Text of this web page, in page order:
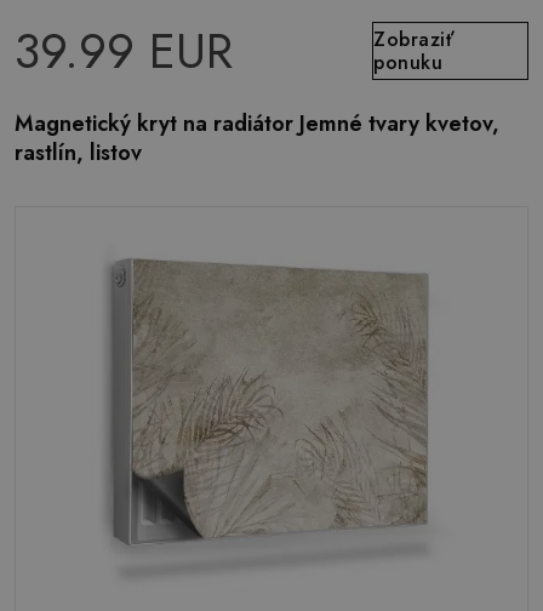
39.99 EUR
Zobraziť
ponuku
Magnetický kryt na radiátor Jemné tvary kvetov,
rastlín, listov